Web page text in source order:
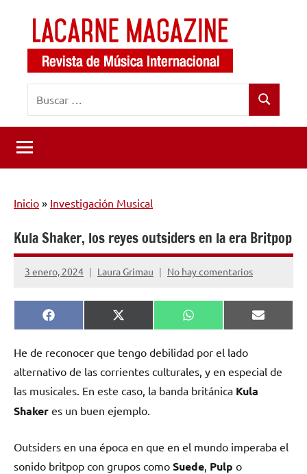
contenido
LaCarne
Magazine
de
música
internacional
Buscar
Inicio » Investigación Musical
Kula Shaker, los reyes outsiders en la era Britpop
3 enero, 2024 Laura Grimau No hay comentarios
Compartir
en
Facebook
Compartir
en
X
(Twitter)
Compartir
en
WhatsApp
en
Email
He de reconocer que tengo debilidad por el lado
alternativo de las corrientes culturales, y en especial de
las musicales. En este caso, la banda británica Kula
Shaker es un buen ejemplo.
Outsiders en una época en que en el mundo imperaba el
sonido britpop con grupos como Suede Pulp o